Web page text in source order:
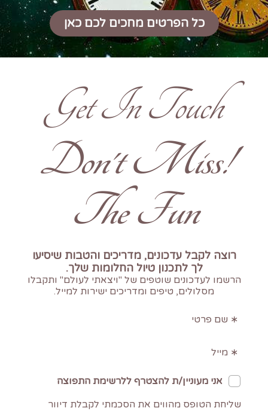
כל הפרטים מחכים לכם כאן
Get In Touch
!Don't Miss
The Fun